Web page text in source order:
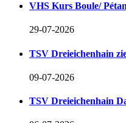
VHS Kurs Boule/
29-07-2026
TSV Dreieichenhain
09-07-2026
TSV Dreieichenhain